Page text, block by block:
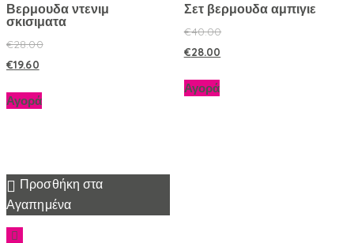
Βερμουδα ντενιμ
σκισιματα
€28.00
€19.60
Αγορά
Σετ βερμουδα αμπιγιε
€40.00
€28.00
Αγορά
Προσθήκη στα
Αγαπημένα